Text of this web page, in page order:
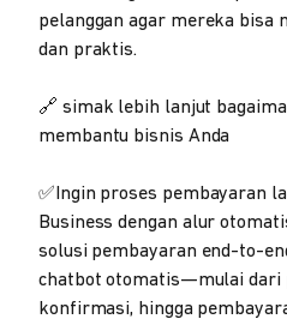
pelanggan agar mereka bisa
dan praktis.
🔗 simak lebih lanjut
membantu bisnis Anda
✅Ingin proses pembayaran
Business dengan alur
solusi pembayaran end-to-
chatbot otomatis—mulai dari
konfirmasi, hingga